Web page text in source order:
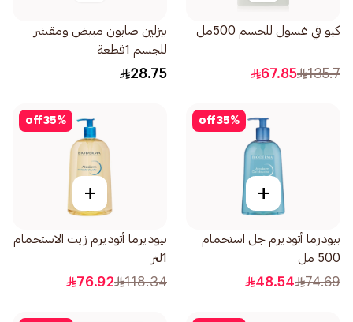
كيو في غسول للجسم 500مل
135.7
67.85
بيزلين صابون مبيض ومقشر
للجسم 1قطعة
28.75
35%
off
+
بيودرما أتوديرم جل استحمام
500 مل
74.69
48.54
35%
off
+
بيوديرما أتوديرم زيت الاستحمام
1لتر
118.34
76.92